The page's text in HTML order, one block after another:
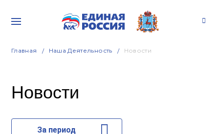
Главная Наша Деятельность Новости
Новости
За период